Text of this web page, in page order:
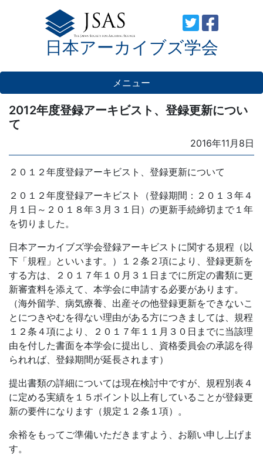
日本アーカイブズ学会
メニュー
2012年度登録アーキビスト、登録更新につい
て
Posted
on
2016年11月8日
２０１２年度登録アーキビスト、登録更新について
２０１２年度登録アーキビスト（登録期間：２０１３年４
月１日～２０１８年３月３１日）の更新手続締切まで１年
を切りました。
日本アーカイブズ学会登録アーキビストに関する規程（以
下「規程」といいます。）１２条２項により、登録更新を
する方は、２０１７年１０月３１日までに所定の書類に更
新審査料を添えて、本学会に申請する必要があります。
（海外留学、病気療養、出産その他登録更新をできないこ
とにつきやむを得ない理由がある方につきましては、規程
１２条４項により、２０１７年１１月３０日までに当該理
由を付した書面を本学会に提出し、資格委員会の承認を得
られれば、登録期間が延長されます）
提出書類の詳細については現在検討中ですが、規程別表４
に定める実績を１５ポイント以上有していることが登録更
新の要件になります（規定１２条１項）。
余裕をもってご準備いただきますよう、お願い申し上げま
す。